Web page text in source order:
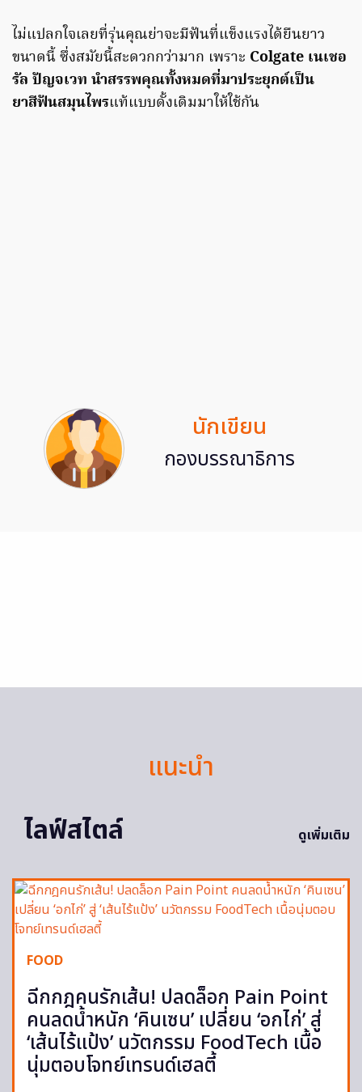
ไม่แปลกใจเลยที่รุ่นคุณย่าจะมีฟันที่แข็งแรงได้ยืนยาว
ขนาดนี้ ซึ่งสมัยนี้สะดวกกว่ามาก เพราะ Colgate เนเชอ
รัล ปัญจเวท นำสรรพคุณทั้งหมดที่มาประยุกต์เป็น
ยาสีฟันสมุนไพรแท้แบบดั้งเดิมมาให้ใช้กัน
นักเขียน
กองบรรณาธิการ
แนะนำ
ไลฟ์สไตล์
ดูเพิ่มเติม
FOOD
ฉีกกฎคนรักเส้น! ปลดล็อก Pain Point
คนลดน้ำหนัก ‘คินเซน’ เปลี่ยน ‘อกไก่’ สู่
‘เส้นไร้แป้ง’ นวัตกรรม FoodTech เนื้อ
นุ่มตอบโจทย์เทรนด์เฮลตี้